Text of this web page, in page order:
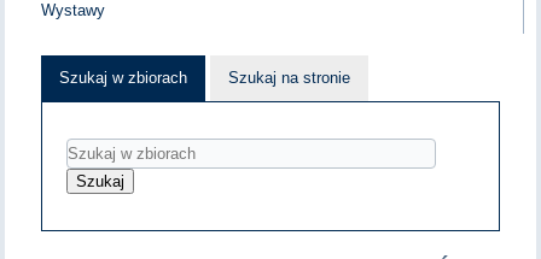
Wystawy
Szukaj w zbiorach Szukaj na stronie